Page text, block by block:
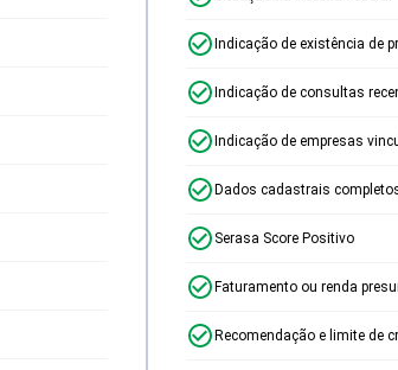
Indicação de existência de
Indicação de consultas
Indicação de empresas
Dados cadastrais
Serasa Score Positivo
Faturamento ou renda
Recomendação e limite de